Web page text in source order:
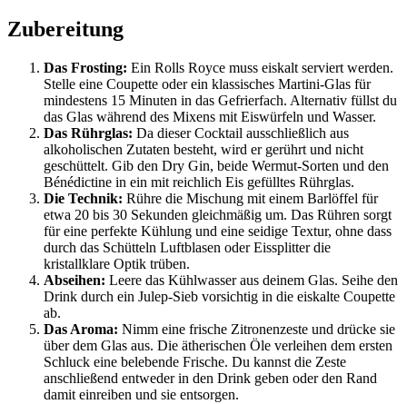
Zubereitung
Das Frosting: Ein Rolls Royce muss eiskalt serviert werden.
Stelle eine Coupette oder ein klassisches Martini-Glas für
mindestens 15 Minuten in das Gefrierfach. Alternativ füllst du
das Glas während des Mixens mit Eiswürfeln und Wasser.
Das Rührglas: Da dieser Cocktail ausschließlich aus
alkoholischen Zutaten besteht, wird er gerührt und nicht
geschüttelt. Gib den Dry Gin, beide Wermut-Sorten und den
Bénédictine in ein mit reichlich Eis gefülltes Rührglas.
Die Technik: Rühre die Mischung mit einem Barlöffel für
etwa 20 bis 30 Sekunden gleichmäßig um. Das Rühren sorgt
für eine perfekte Kühlung und eine seidige Textur, ohne dass
durch das Schütteln Luftblasen oder Eissplitter die
kristallklare Optik trüben.
Abseihen: Leere das Kühlwasser aus deinem Glas. Seihe den
Drink durch ein Julep-Sieb vorsichtig in die eiskalte Coupette
ab.
Das Aroma: Nimm eine frische Zitronenzeste und drücke sie
über dem Glas aus. Die ätherischen Öle verleihen dem ersten
Schluck eine belebende Frische. Du kannst die Zeste
anschließend entweder in den Drink geben oder den Rand
damit einreiben und sie entsorgen.